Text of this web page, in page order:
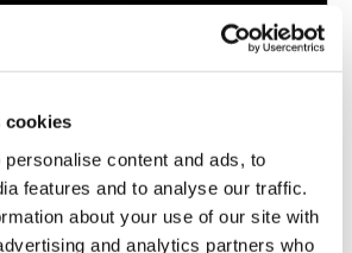
cookies
content and ads, to
features and to analyse our traffic.
about your use of our site with
and analytics partners who
die Hauptstadt im Luxusbus
Square, London Eye,
und vieles mehr